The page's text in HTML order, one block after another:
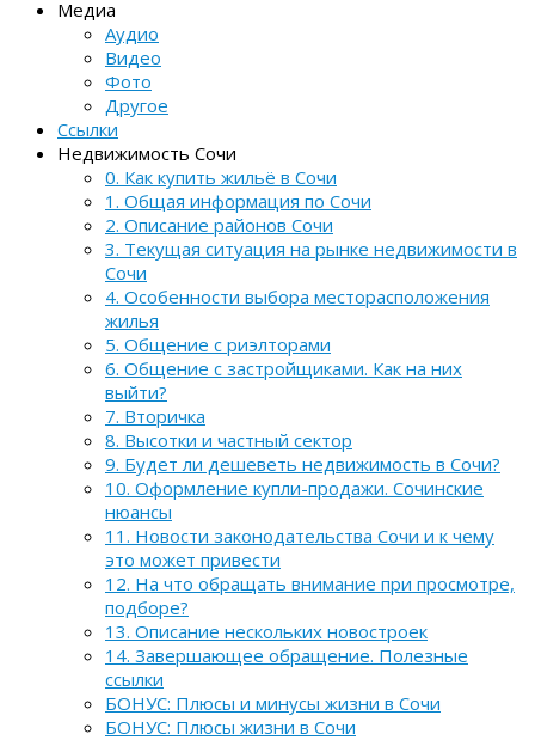
Медиа
Аудио
Видео
Фото
Другое
Ссылки
Недвижимость Сочи
0. Как купить жильё в Сочи
1. Общая информация по Сочи
2. Описание районов Сочи
3. Текущая ситуация на рынке недвижимости в
Сочи
4. Особенности выбора месторасположения
жилья
5. Общение с риэлторами
6. Общение с застройщиками. Как на них
выйти?
7. Вторичка
8. Высотки и частный сектор
9. Будет ли дешеветь недвижимость в Сочи?
10. Оформление купли-продажи. Сочинские
нюансы
11. Новости законодательства Сочи и к чему
это может привести
12. На что обращать внимание при просмотре,
подборе?
13. Описание нескольких новостроек
14. Завершающее обращение. Полезные
ссылки
БОНУС: Плюсы и минусы жизни в Сочи
БОНУС: Плюсы жизни в Сочи